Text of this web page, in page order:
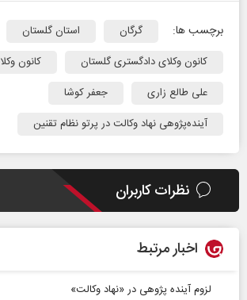
برچسب ها: گرگان
استان گلستان
کانون وکلای دادگستری گلستان
کانون وکلا
علی طالع زاری
جعفر کوشا
آینده‌پژوهی نهاد وکالت در پرتو نظام تقنین
نظرات کاربران
اخبار مرتبط
لزوم آینده پژوهی در «نهاد وکالت»